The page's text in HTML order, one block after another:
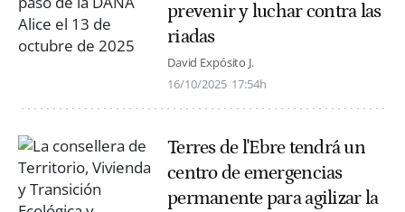
prevenir y luchar contra las
riadas
David Expósito J.
16/10/2025 17:54h
Terres de l'Ebre tendrá un
centro de emergencias
permanente para agilizar la